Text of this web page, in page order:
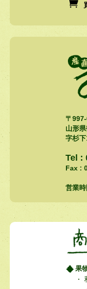
〒
山形
字杉
Tel :
Fax :
営業
果